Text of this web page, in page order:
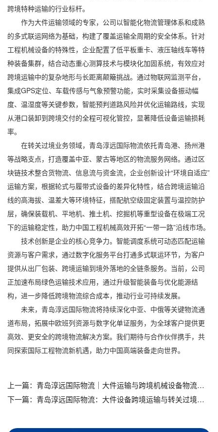
跨境特种运输的行业标杆。
作为大件运输领域的专家，公司以智能化物流管理体系和成熟
的多式联运网络为基础，构建了覆盖运输全周期的安全体系。针对
工程机械设备的特殊性，企业配置了低平板重卡、液压轴线车等特
种装备集群，结合动态重心测算技术与模块化加固系统，有效应对
跨境运输中的复杂地形与长距离颠簸挑战。通过物联网监测平台，
集成GPS定位、车载传感与气象预警功能，实时采集设备振动幅
度、温湿度等关键参数，智能预判道路风险并优化运输路线，实现
从港口装卸到跨境交付的全程可视化管控，显著降低设备运输损耗
率。
在转关过境业务领域，青岛淳远国际物流依托青岛港、扬州港
等战略支点，打造覆盖中亚、蒙古等地区的物流服务网络。通过区
块链技术整合货物流、信息流与资金流，企业创新设计“环境自适应”
运输方案，根据轮式与履带式设备的差异化特性，结合跨境运输沿
线的高海拔、温差大等环境特征，搭配航空级固定装置与温控防护
层，确保装载机、平地机、推土机、挖掘机等重型设备在极端工况
下的运输稳定性，助力中国工程机械高效开拓“一带一路”沿线市场。
技术创新是企业的核心竞争力。智能调度系统可动态匹配运输
资源与客户需求，通过数字化服务平台打通多式联运环节，为客户
提供从出厂包装、跨境运输到境外落地的全链条服务。当前，公司
正加速布局绿色运输技术应用，通过升级智能装备与优化能源结
构，进一步降低跨境物流综合成本，推动行业可持续发展。
未来，青岛淳远国际物流将持续深化中亚、中俄等关键物流通
道布局，拓展中欧班列资源与数字化单证服务，为全球客户提供更
高效、更安全的跨境物流解决方案。我们期待与合作伙伴携手，共
同探索国际工程物流新机遇，助力中国高端装备走向世界。
上一篇： 青岛淳远国际物流｜大件运输与跨境机械设备物流解决方案领导者_青岛大件设备运输公司_青岛机械设备运输公司_青岛海运订舱_青岛海运代理
下一篇： 青岛淳远国际物流：大件设备跨境运输与转关过境全链服务领航者_青岛大件设备运输公司_青岛机械设备运输公司_青岛海运订舱_青岛海运代理